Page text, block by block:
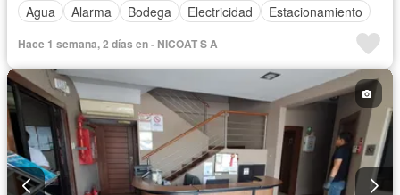
Agua
Alarma Bodega Electricidad Estacionamiento
Hace 1 semana, 2 días en - NICOAT S A